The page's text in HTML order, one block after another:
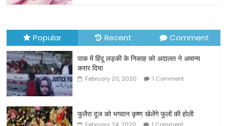
Popular Recent Comment
पाक में हिंदू लड़की के निकाह को अदालत ने अमान्य
करार दिया
February 20, 2020 1 Comment
फुलैरा दूज को भगवान कृष्ण खेलेंगे फूलों की होली